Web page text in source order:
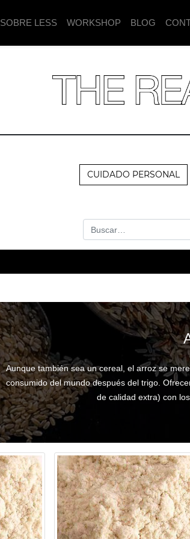
SOBRE LESS WORKSHOP BLOG
CUIDADO PERSONAL
Aunque también sea un cereal, el arroz se
consumido del mundo después del trigo.
de calidad extra) con